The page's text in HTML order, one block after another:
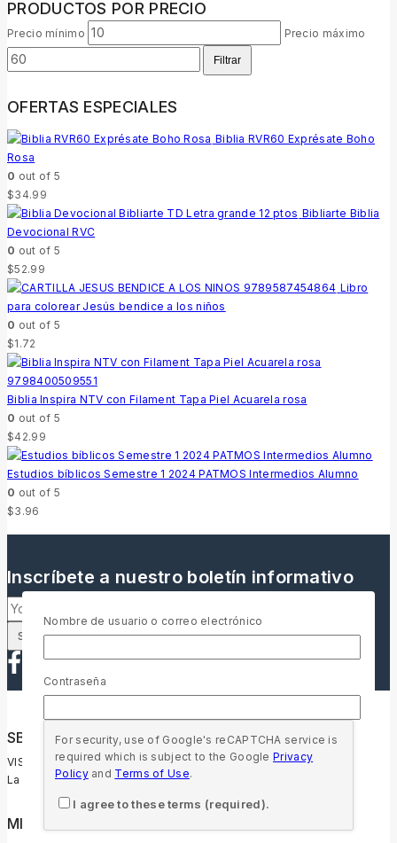
PRODUCTOS POR PRECIO
Precio mínimo Precio máximo
Filtrar
OFERTAS ESPECIALES
Biblia RVR60 Exprésate Boho
Rosa
0 out of 5
$34.99
Bibliarte Biblia
Devocional RVC
0 out of 5
$52.99
Libro
para colorear Jesús bendice a los niños
0 out of 5
$1.72
Biblia Inspira NTV con Filament Tapa Piel Acuarela rosa
0 out of 5
$42.99
Estudios bíblicos Semestre 1 2024 PATMOS Intermedios Alumno
0 out of 5
$3.96
Inscríbete a nuestro boletín informativo
SBU Ecuador
VISIÓN
La Palabra de Dios transforma vidas y es para todos.
MISIÓN
Nombre de usuario o correo electrónico
Contraseña
For security, use of Google's reCAPTCHA service is
required which is subject to the GooglePrivacy
Policyand Terms of Use.
I agree to these terms (required).